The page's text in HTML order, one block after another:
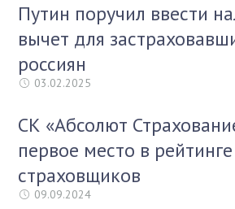
Путин поручил ввести
вычет для
россиян
03.02.2025
СК «Абсолют
первое место в
страховщиков
09.09.2024